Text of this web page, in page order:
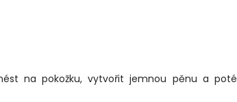
na pokožku, vytvořit jemnou pěnu a poté